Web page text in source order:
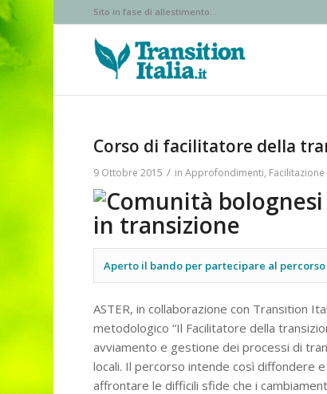
Sito in fase di allestimento...
Corso di facilitatore della
9 Ottobre 2015 / inApprofondimenti, Facilitazione
Aperto il bando per partecipare al
ASTER, in collaborazione con Transition
metodologico “Il Facilitatore della
avviamento e gestione dei processi di
locali. Il percorso intende così diffondere
affrontare le difficili sfide che i